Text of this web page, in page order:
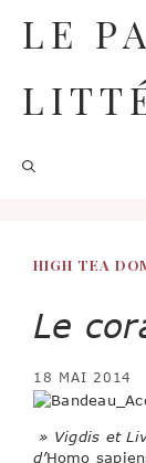
contenu
LE
HIGH TEA
Le
18 MAI 2014
» Vigdis et
d’Homo